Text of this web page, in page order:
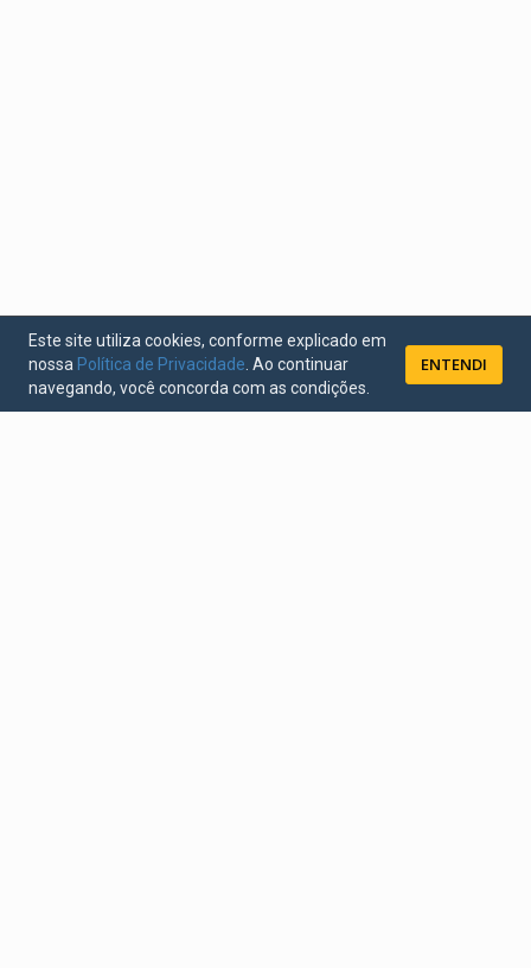
Este site utiliza cookies, conforme explicado em
nossa Política de Privacidade . Ao continuar
navegando, você concorda com as condições.
ENTENDI